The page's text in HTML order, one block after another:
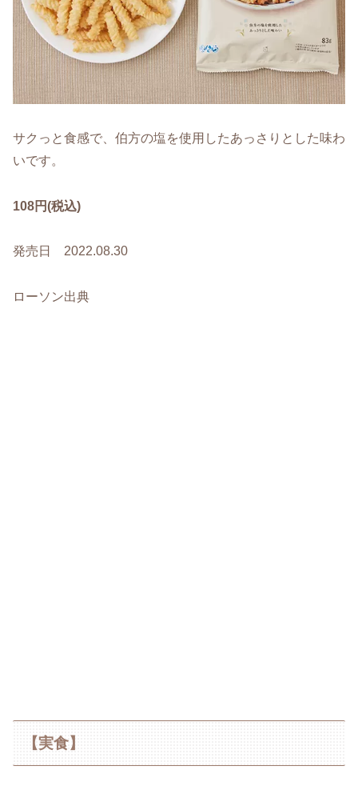
サクっと食感で、伯方の塩を使用したあっさりとした味わ
いです。
108円(税込)
発売日 2022.08.30
ローソン出典
【実食】